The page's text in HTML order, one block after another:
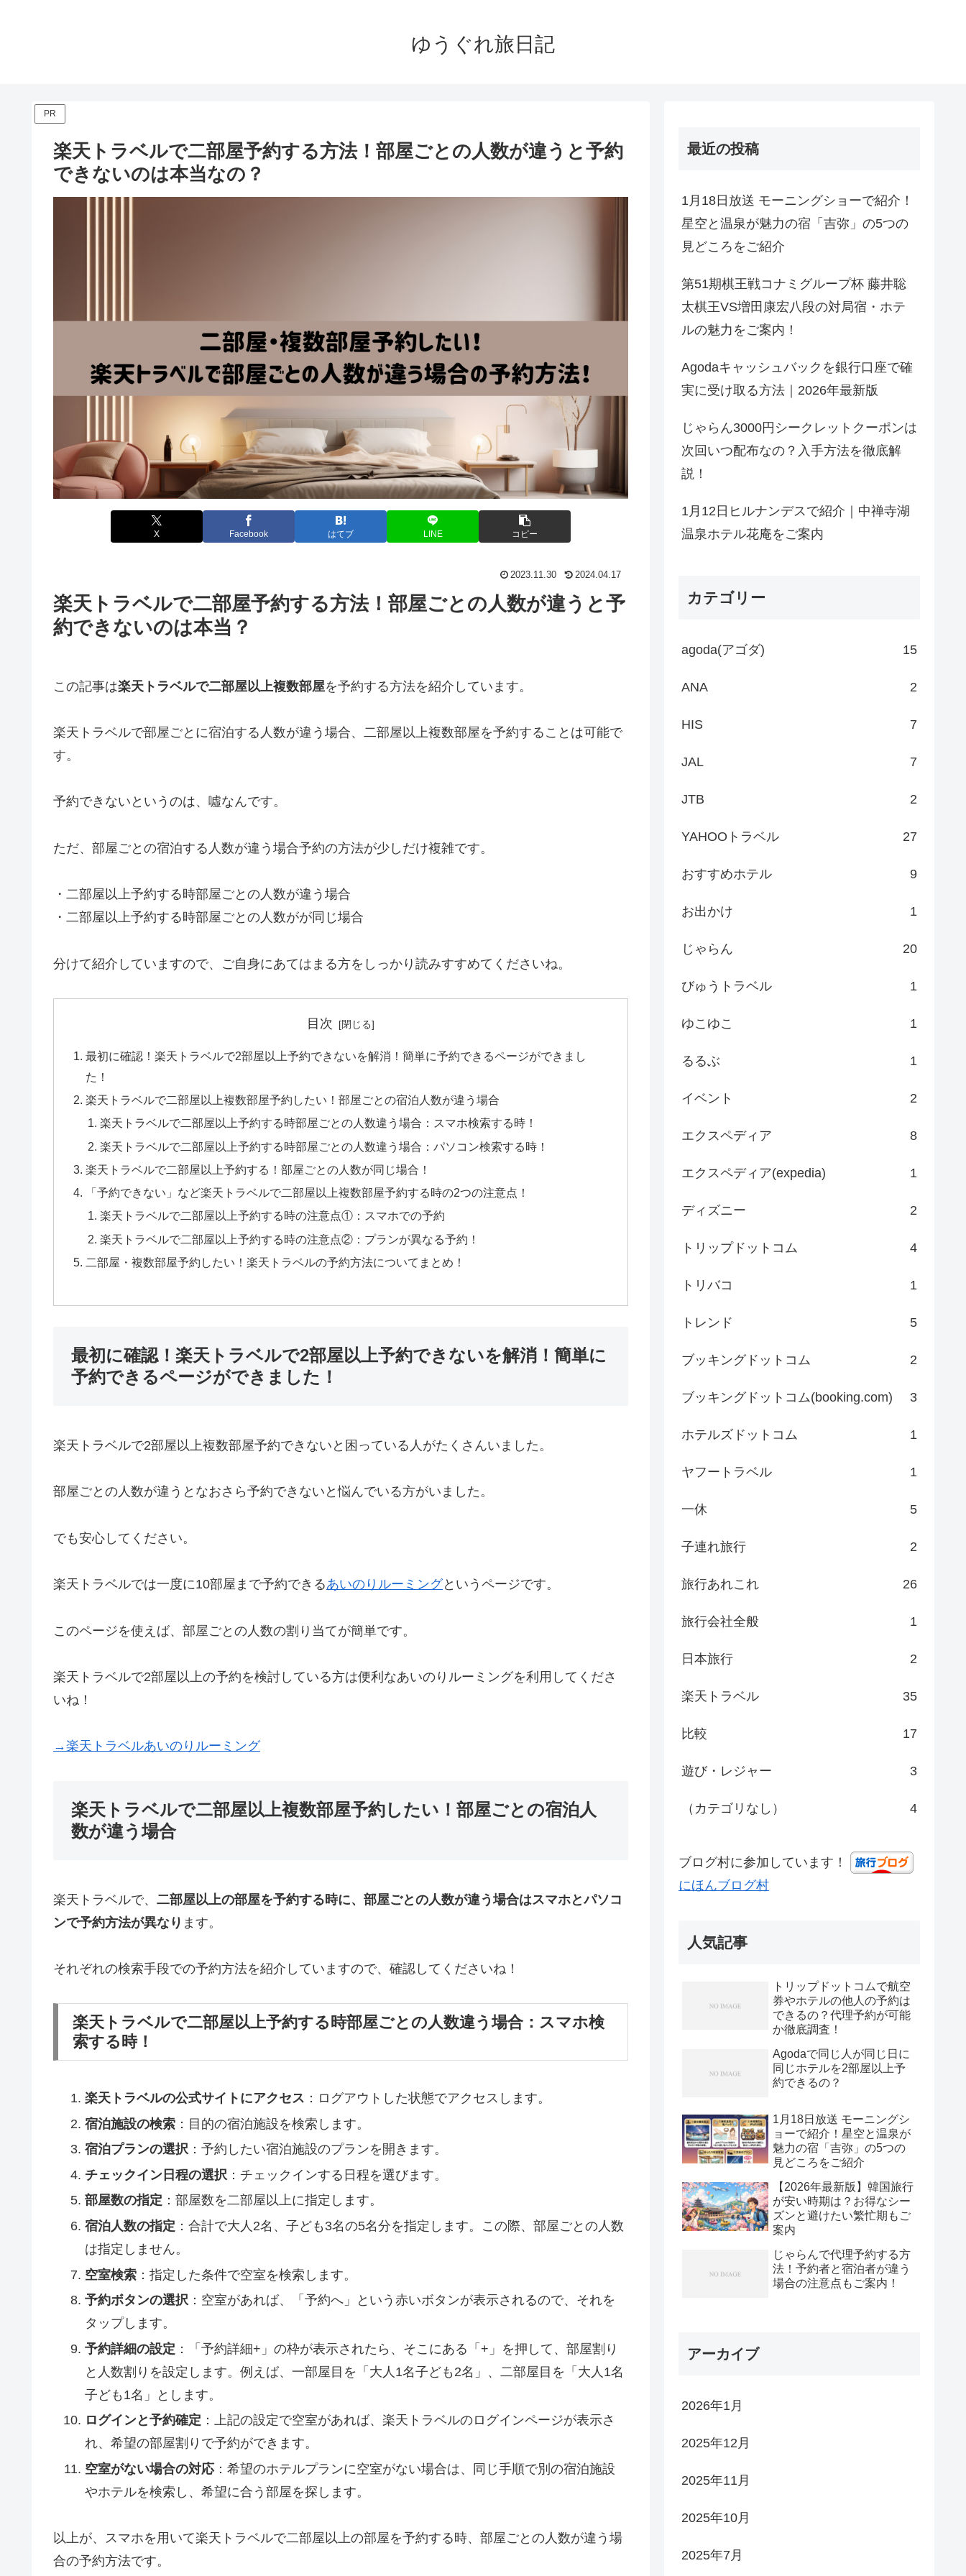
ゆうぐれ旅日記
PR
楽天トラベルで二部屋予約する方法！部屋ごとの人数が違うと予約
できないのは本当なの？
X Facebook はてブ LINE コピー
2023.11.30 2024.04.17
楽天トラベルで二部屋予約する方法！部屋ごとの人数が違うと予
約できないのは本当？
この記事は楽天トラベルで二部屋以上複数部屋を予約する方法を紹介しています。
楽天トラベルで部屋ごとに宿泊する人数が違う場合、二部屋以上複数部屋を予約することは可能で
す。
予約できないというのは、噓なんです。
ただ、部屋ごとの宿泊する人数が違う場合予約の方法が少しだけ複雑です。
・二部屋以上予約する時部屋ごとの人数が違う場合
・二部屋以上予約する時部屋ごとの人数がが同じ場合
分けて紹介していますので、ご自身にあてはまる方をしっかり読みすすめてくださいね。
目次
最初に確認！楽天トラベルで2部屋以上予約できないを解消！簡単に予約できるページができまし
た！
楽天トラベルで二部屋以上複数部屋予約したい！部屋ごとの宿泊人数が違う場合
楽天トラベルで二部屋以上予約する時部屋ごとの人数違う場合：スマホ検索する時！
楽天トラベルで二部屋以上予約する時部屋ごとの人数違う場合：パソコン検索する時！
楽天トラベルで二部屋以上予約する！部屋ごとの人数が同じ場合！
「予約できない」など楽天トラベルで二部屋以上複数部屋予約する時の2つの注意点！
楽天トラベルで二部屋以上予約する時の注意点①：スマホでの予約
楽天トラベルで二部屋以上予約する時の注意点②：プランが異なる予約！
二部屋・複数部屋予約したい！楽天トラベルの予約方法についてまとめ！
最初に確認！楽天トラベルで2部屋以上予約できないを解消！簡単に
予約できるページができました！
楽天トラベルで2部屋以上複数部屋予約できないと困っている人がたくさんいました。
部屋ごとの人数が違うとなおさら予約できないと悩んでいる方がいました。
でも安心してください。
楽天トラベルでは一度に10部屋まで予約できるあいのりルーミングというページです。
このページを使えば、部屋ごとの人数の割り当てが簡単です。
楽天トラベルで2部屋以上の予約を検討している方は便利なあいのりルーミングを利用してくださ
いね！
→楽天トラベルあいのりルーミング
楽天トラベルで二部屋以上複数部屋予約したい！部屋ごとの宿泊人
数が違う場合
楽天トラベルで、 二部屋以上の部屋を予約する時に、部屋ごとの人数が違う場合はスマホとパソコ
ンで予約方法が異なり ます。
それぞれの検索手段での予約方法を紹介していますので、確認してくださいね！
楽天トラベルで二部屋以上予約する時部屋ごとの人数違う場合：スマホ検
索する時！
楽天トラベルの公式サイトにアクセス ：ログアウトした状態でアクセスします。
宿泊施設の検索：目的の宿泊施設を検索します。
宿泊プランの選択：予約したい宿泊施設のプランを開きます。
チェックイン日程の選択 ：チェックインする日程を選びます。
部屋数の指定 ：部屋数を二部屋以上に指定します。
宿泊人数の指定 ：合計で大人2名、子ども3名の5名分を指定します。この際、部屋ごとの人数
は指定しません。
空室検索：指定した条件で空室を検索します。
予約ボタンの選択：空室があれば、「予約へ」という赤いボタンが表示されるので、それを
タップします。
予約詳細の設定 ：「予約詳細+」の枠が表示されたら、そこにある「+」を押して、部屋割り
と人数割りを設定します。例えば、一部屋目を「大人1名子ども2名」、二部屋目を「大人1名
子ども1名」とします。
ログインと予約確定 ：上記の設定で空室があれば、楽天トラベルのログインページが表示さ
れ、希望の部屋割りで予約ができます。
空室がない場合の対応：希望のホテルプランに空室がない場合は、同じ手順で別の宿泊施設
やホテルを検索し、希望に合う部屋を探します。
以上が、スマホを用いて楽天トラベルで二部屋以上の部屋を予約する時、部屋ごとの人数が違う場
合の予約方法です。
最近の投稿
1月18日放送 モーニングショーで紹介！
星空と温泉が魅力の宿「吉弥」の5つの
見どころをご紹介
第51期棋王戦コナミグループ杯 藤井聡
太棋王VS増田康宏八段の対局宿・ホテ
ルの魅力をご案内！
Agodaキャッシュバックを銀行口座で確
実に受け取る方法｜2026年最新版
じゃらん3000円シークレットクーポンは
次回いつ配布なの？入手方法を徹底解
説！
1月12日ヒルナンデスで紹介｜中禅寺湖
温泉ホテル花庵をご案内
カテゴリー
agoda(アゴダ) 15
ANA 2
HIS 7
JAL 7
JTB 2
YAHOOトラベル 27
おすすめホテル 9
お出かけ 1
じゃらん 20
びゅうトラベル 1
ゆこゆこ 1
るるぶ 1
イベント 2
エクスペディア 8
エクスペディア(expedia) 1
ディズニー 2
トリップドットコム 4
トリバコ 1
トレンド 5
ブッキングドットコム 2
ブッキングドットコム(booking.com) 3
ホテルズドットコム 1
ヤフートラベル 1
一休 5
子連れ旅行 2
旅行あれこれ 26
旅行会社全般 1
日本旅行 2
楽天トラベル 35
比較 17
遊び・レジャー 3
（カテゴリなし） 4
ブログ村に参加しています！
にほんブログ村
人気記事
トリップドットコムで航空
券やホテルの他人の予約は
できるの？代理予約が可能
か徹底調査！
Agodaで同じ人が同じ日に
同じホテルを2部屋以上予
約できるの？
1月18日放送 モーニングシ
ョーで紹介！星空と温泉が
魅力の宿「吉弥」の5つの
見どころをご紹介
【2026年最新版】韓国旅行
が安い時期は？お得なシー
ズンと避けたい繁忙期もご
案内
じゃらんで代理予約する方
法！予約者と宿泊者が違う
場合の注意点もご案内！
アーカイブ
2026年1月
2025年12月
2025年11月
2025年10月
2025年7月